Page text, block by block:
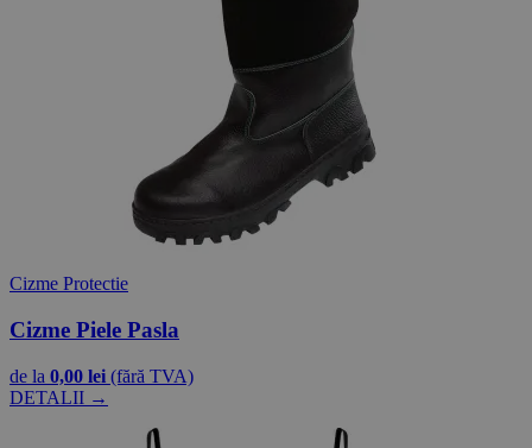
Cizme Protectie
Cizme Piele Pasla
de la 0,00 lei (fără TVA)
DETALII →